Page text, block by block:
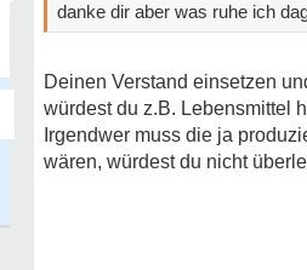
danke dir aber was ruhe ich
Deinen Verstand einsetzen
würdest du z.B. Lebensmittel
Irgendwer muss die ja
wären, würdest du nicht